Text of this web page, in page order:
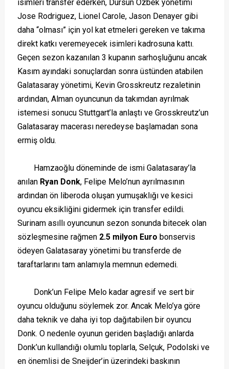
isimleri transfer ederken, Dursun Özbek yönetimi
Jose Rodriguez, Lionel Carole, Jason Denayer gibi
daha “olması” için yol kat etmeleri gereken ve takıma
direkt katkı veremeyecek isimleri kadrosuna kattı.
Geçen sezon kazanılan 3 kupanın sarhoşluğunu ancak
Kasım ayındaki sonuçlardan sonra üstünden atabilen
Galatasaray yönetimi, Kevin Grosskreutz rezaletinin
ardından, Alman oyuncunun da takımdan ayrılmak
istemesi sonucu Stuttgart’la anlaştı ve Grosskreutz’un
Galatasaray macerası neredeyse başlamadan sona
ermiş oldu.
Hamzaoğlu döneminde de ismi Galatasaray’la
anılan Ryan Donk, Felipe Melo’nun ayrılmasının
ardından ön liberoda oluşan yumuşaklığı ve kesici
oyuncu eksikliğini gidermek için transfer edildi.
Surinam asıllı oyuncunun sezon sonunda bitecek olan
sözleşmesine rağmen 2.5 milyon Euro bonservis
ödeyen Galatasaray yönetimi bu transferde de
taraftarlarını tam anlamıyla memnun edemedi.
Donk’un Felipe Melo kadar agresif ve sert bir
oyuncu olduğunu söylemek zor. Ancak Melo’ya göre
daha teknik ve daha iyi top dağıtabilen bir oyuncu
Donk. O nedenle oyunun geriden başladığı anlarda
Donk’un kullandığı olumlu toplarla, Selçuk, Podolski ve
en önemlisi de Sneijder’in üzerindeki baskının